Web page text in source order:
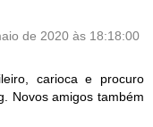
de 2020 às 18:18:00
carioca e procuro
Novos amigos também